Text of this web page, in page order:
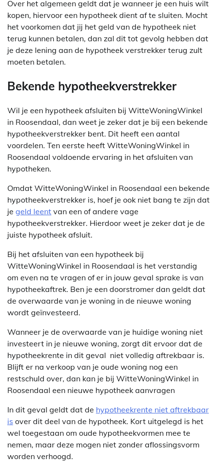
Over het algemeen geldt dat je wanneer je een huis wilt
kopen, hiervoor een hypotheek dient af te sluiten. Mocht
het voorkomen dat jij het geld van de hypotheek niet
terug kunnen betalen, dan zal dit tot gevolg hebben dat
je deze lening aan de hypotheek verstrekker terug zult
moeten betalen.
Bekende hypotheekverstrekker
Wil je een hypotheek afsluiten bij WitteWoningWinkel
in Roosendaal, dan weet je zeker dat je bij een bekende
hypotheekverstrekker bent. Dit heeft een aantal
voordelen. Ten eerste heeft WitteWoningWinkel in
Roosendaal voldoende ervaring in het afsluiten van
hypotheken.
Omdat WitteWoningWinkel in Roosendaal een bekende
hypotheekverstrekker is, hoef je ook niet bang te zijn dat
je geld leent van een of andere vage
hypotheekverstrekker. Hierdoor weet je zeker dat je de
juiste hypotheek afsluit.
Bij het afsluiten van een hypotheek bij
WitteWoningWinkel in Roosendaal is het verstandig
om even na te vragen of er in jouw geval sprake is van
hypotheekaftrek. Ben je een doorstromer dan geldt dat
de overwaarde van je woning in de nieuwe woning
wordt geïnvesteerd.
Wanneer je de overwaarde van je huidige woning niet
investeert in je nieuwe woning, zorgt dit ervoor dat de
hypotheekrente in dit geval niet volledig aftrekbaar is.
Blijft er na verkoop van je oude woning nog een
restschuld over, dan kan je bij WitteWoningWinkel in
Roosendaal een nieuwe hypotheek aanvragen
In dit geval geldt dat de hypotheekrente niet aftrekbaar
is over dit deel van de hypotheek. Kort uitgelegd is het
wel toegestaan om oude hypotheekvormen mee te
nemen, maar deze mogen niet zonder aflossingsvorm
worden verhoogd.